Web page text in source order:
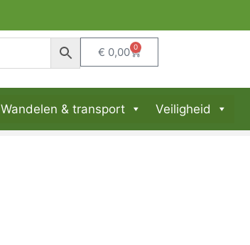
€ 0,00 0
Wandelen & transport Veiligheid